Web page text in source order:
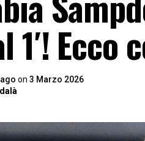
1′! Ecco
on 3 Marzo 2026